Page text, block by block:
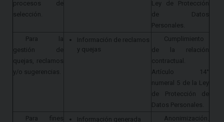
procesos de
selección.
Ley de Protección
de Datos
Personales.
Para la
gestión de
quejas, reclamos
y/o sugerencias.
Información de reclamos
y quejas
Cumplimiento
de la relación
contractual.
Artículo 14°
numeral 5 de la Ley
de Protección de
Datos Personales.
Para fines
Información generada
Anonimización.